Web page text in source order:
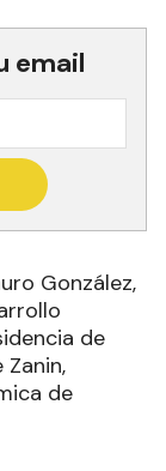
email
González,
de
de